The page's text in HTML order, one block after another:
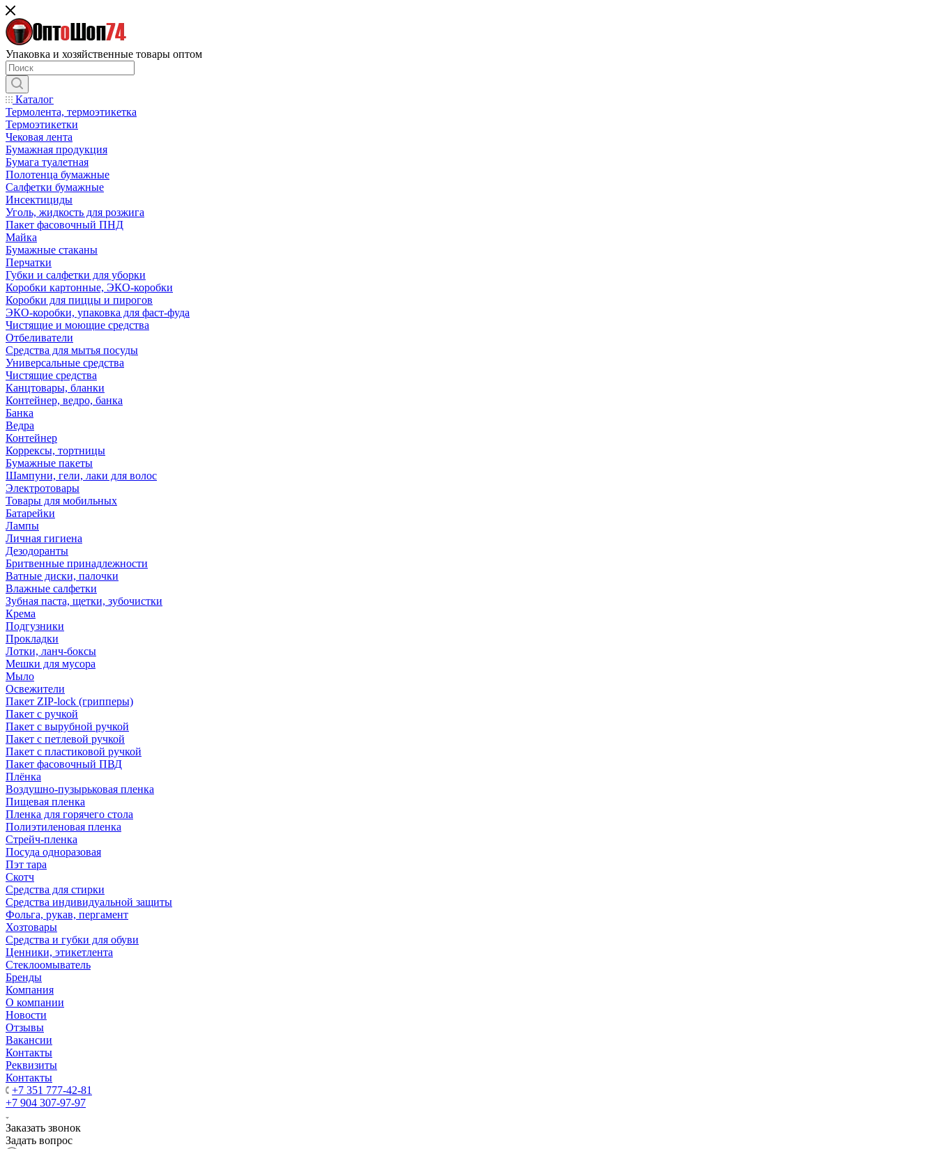
Упаковка и хозяйственные товары оптом
Каталог
Термолента, термоэтикетка
Термоэтикетки
Чековая лента
Бумажная продукция
Бумага туалетная
Полотенца бумажные
Салфетки бумажные
Инсектициды
Уголь, жидкость для розжига
Пакет фасовочный ПНД
Майка
Бумажные стаканы
Перчатки
Губки и салфетки для уборки
Коробки картонные, ЭКО-коробки
Коробки для пиццы и пирогов
ЭКО-коробки, упаковка для фаст-фуда
Чистящие и моющие средства
Отбеливатели
Средства для мытья посуды
Универсальные средства
Чистящие средства
Канцтовары, бланки
Контейнер, ведро, банка
Банка
Ведра
Контейнер
Коррексы, тортницы
Бумажные пакеты
Шампуни, гели, лаки для волос
Электротовары
Товары для мобильных
Батарейки
Лампы
Личная гигиена
Дезодоранты
Бритвенные принадлежности
Ватные диски, палочки
Влажные салфетки
Зубная паста, щетки, зубочистки
Крема
Подгузники
Прокладки
Лотки, ланч-боксы
Мешки для мусора
Мыло
Освежители
Пакет ZIP-lock (грипперы)
Пакет с ручкой
Пакет с вырубной ручкой
Пакет с петлевой ручкой
Пакет с пластиковой ручкой
Пакет фасовочный ПВД
Плёнка
Воздушно-пузырьковая пленка
Пищевая пленка
Пленка для горячего стола
Полиэтиленовая пленка
Стрейч-пленка
Посуда одноразовая
Пэт тара
Скотч
Средства для стирки
Средства индивидуальной защиты
Фольга, рукав, пергамент
Хозтовары
Средства и губки для обуви
Ценники, этикетлента
Стеклоомыватель
Бренды
Компания
О компании
Новости
Отзывы
Вакансии
Контакты
Реквизиты
Контакты
+7 351 777-42-81
+7 904 307-97-97
Заказать звонок
Задать вопрос